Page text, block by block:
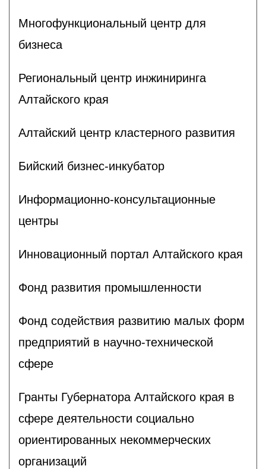
Многофункциональный центр для
бизнеса
Региональный центр инжиниринга
Алтайского края
Алтайский центр кластерного развития
Бийский бизнес-инкубатор
Информационно-консультационные
центры
Инновационный портал Алтайского края
Фонд развития промышленности
Фонд содействия развитию малых форм
предприятий в научно-технической
сфере
Гранты Губернатора Алтайского края в
сфере деятельности социально
ориентированных некоммерческих
организаций